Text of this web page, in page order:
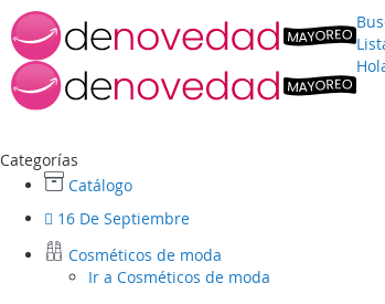
Categorías
Catálogo
16 De Septiembre
Cosméticos de moda
Ir a Cosméticos de moda